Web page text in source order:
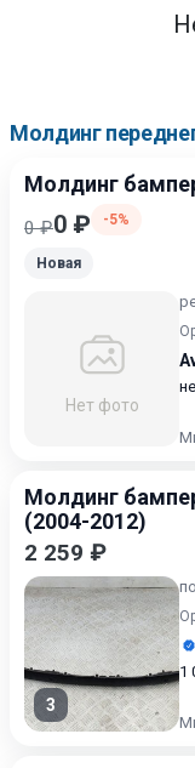
Молдинг
Молдинг
0 ₽0 ₽ -5%
Новая
Нет фото
Молдинг
(2004-2012)
2 259 ₽
3
1